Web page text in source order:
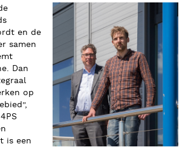
en de
samen
Dan
op
is een